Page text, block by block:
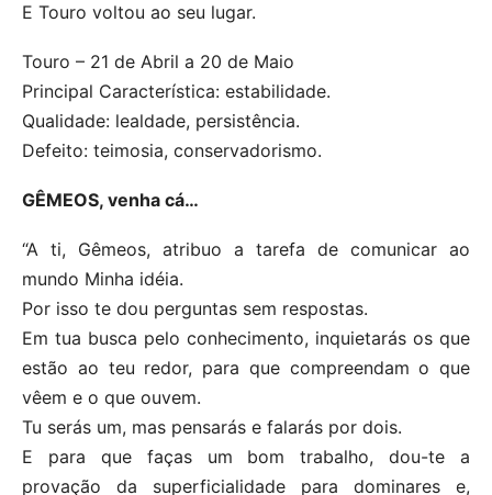
E Touro voltou ao seu lugar.
Touro – 21 de Abril a 20 de Maio
Principal Característica: estabilidade.
Qualidade: lealdade, persistência.
Defeito: teimosia, conservadorismo.
GÊMEOS, venha cá…
“A ti, Gêmeos, atribuo a tarefa de comunicar ao
mundo Minha idéia.
Por isso te dou perguntas sem respostas.
Em tua busca pelo conhecimento, inquietarás os que
estão ao teu redor, para que compreendam o que
vêem e o que ouvem.
Tu serás um, mas pensarás e falarás por dois.
E para que faças um bom trabalho, dou-te a
provação da superficialidade para dominares e,